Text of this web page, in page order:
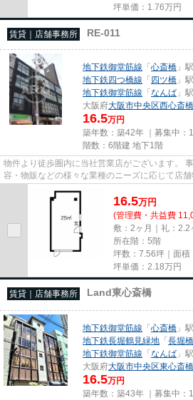
坪単価： 1.76万円
賃貸｜店舗事務所 RE-011
地下鉄御堂筋線 「心斎橋 」
地下鉄四つ橋線 「四ツ橋 」
地下鉄御堂筋線 「なんば 」
大阪府大阪市中央区西心斎橋
16.5万円
築年数：築42年 ｜募集中：
階数：6階建 地下1階
物件より徒歩圏内に当社営業店がございます。
容・物販などの様々な業種のニーズに応じて店舗
尚、弊社ではおとり広告は一切...
16.5万円
(管理費・共益費
敷：2ヶ月｜礼：2.2
所在階：5階
坪数：7.56坪｜面積
坪単価： 2.18万円
賃貸｜店舗事務所 Land東心斎橋
地下鉄御堂筋線 「心斎橋 」
地下鉄長堀鶴見緑地 「長堀橋
地下鉄御堂筋線 「なんば 」
大阪府大阪市中央区東心斎橋
16.5万円
築年数：築43年 ｜募集中：